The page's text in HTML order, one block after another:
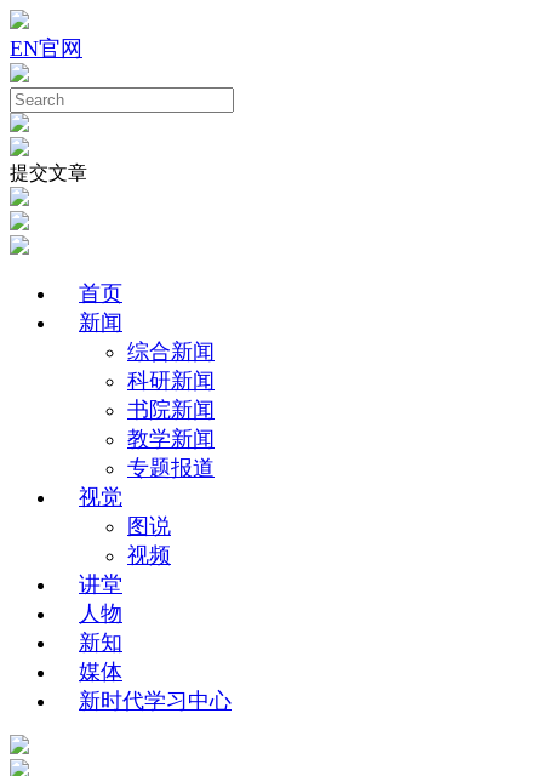
EN官网
提交文章
首页
新闻
综合新闻
科研新闻
书院新闻
教学新闻
专题报道
视觉
图说
视频
讲堂
人物
新知
媒体
新时代学习中心